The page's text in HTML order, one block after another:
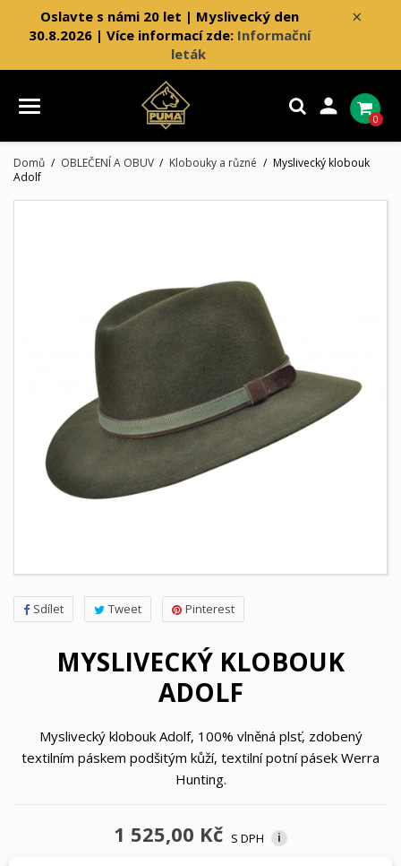
×
Oslavte s námi 20 let | Myslivecký den
30.8.2026 | Více informací zde: Informační
leták

0
Domů OBLEČENÍ A OBUV Klobouky a různé
Myslivecký klobouk
Adolf
Sdílet Tweet Pinterest
MYSLIVECKÝ KLOBOUK
ADOLF
Myslivecký klobouk Adolf, 100% vlněná plsť, zdobený
textilním páskem podšitým kůží, textilní potní pásek Werra
Hunting.
1 525,00 Kč S DPH i